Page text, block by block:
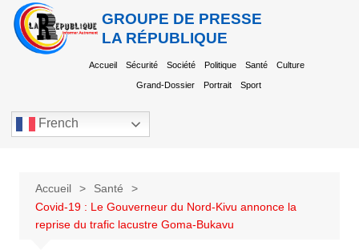
GROUPE DE PRESSE
LA RÉPUBLIQUE
Accueil Sécurité Société Politique Santé Culture
Grand-Dossier Portrait Sport
French
Accueil
Santé
Covid-19 : Le Gouverneur du Nord-Kivu annonce la
reprise du trafic lacustre Goma-Bukavu